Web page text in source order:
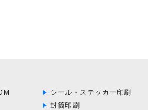
シール・ステッカー印刷
封筒印刷